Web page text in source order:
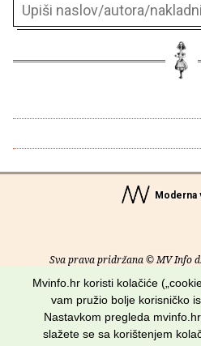
Moderna
Sva prava pridržana © MV Info
O nama• Pomoć• Uvjeti
Potraži nas
Mvinfo.hr koristi kolačiće
vam pružio bolje korisničko
Nastavkom pregleda
slažete se sa korištenjem